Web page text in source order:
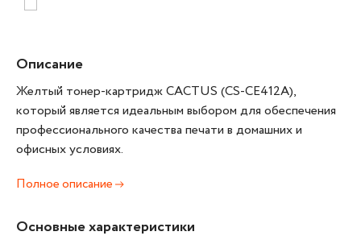
Описание
Желтый тонер-картридж CACTUS (CS-CE412A),
который является идеальным выбором для обеспечения
профессионального качества печати в домашних и
офисных условиях.
Полное описание
Основные характеристики